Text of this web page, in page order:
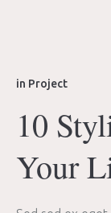
in Project
10
Your